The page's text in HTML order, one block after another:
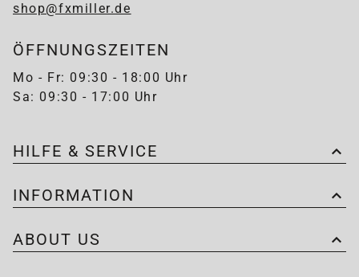
shop@fxmiller.de
ÖFFNUNGSZEITEN
Mo - Fr: 09:30 - 18:00 Uhr
Sa: 09:30 - 17:00 Uhr
HILFE & SERVICE
INFORMATION
ABOUT US